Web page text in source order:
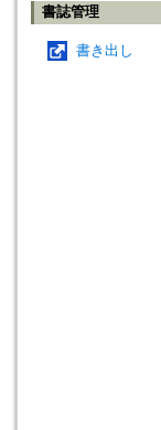
書誌管理
書き出し